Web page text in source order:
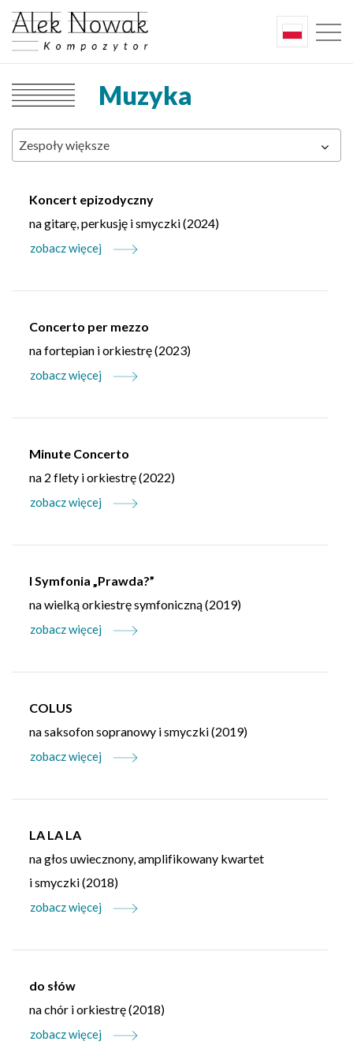
Muzyka
Zespoły większe
Koncert epizodyczny
na gitarę, perkusję i smyczki (2024)
zobacz więcej
Concerto per mezzo
na fortepian i orkiestrę (2023)
zobacz więcej
Minute Concerto
na 2 flety i orkiestrę (2022)
zobacz więcej
I Symfonia „Prawda?”
na wielką orkiestrę symfoniczną (2019)
zobacz więcej
COLUS
na saksofon sopranowy i smyczki (2019)
zobacz więcej
LA LA LA
na głos uwiecznony, amplifikowany kwartet
i smyczki (2018)
zobacz więcej
do słów
na chór i orkiestrę (2018)
zobacz więcej